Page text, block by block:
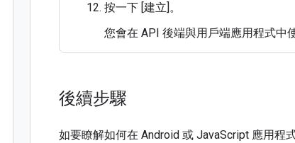
按一下 [建立]。
您會在 API 後端與用戶端應用程式中
後續步驟
如要瞭解如何在 Android 或 JavaScript 應用程